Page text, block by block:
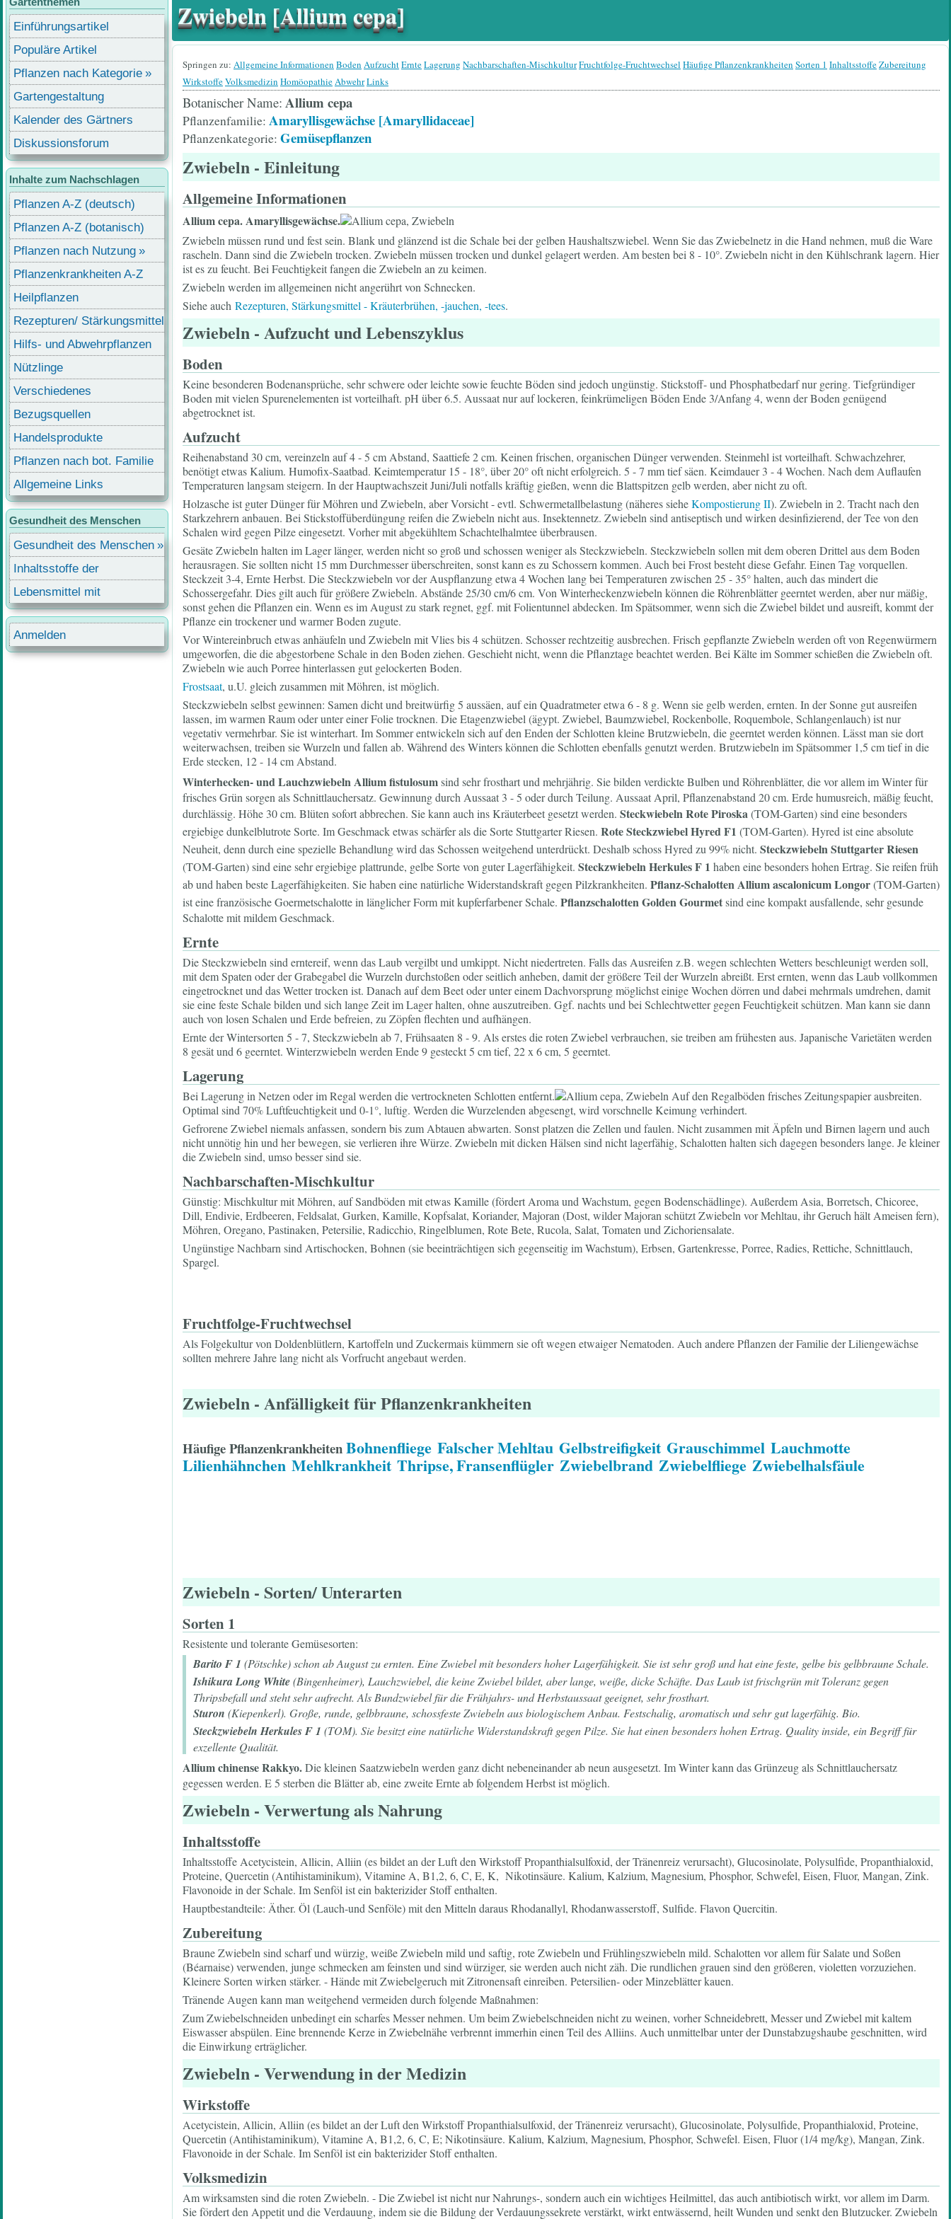
Zwiebeln [Allium cepa]
Springen zu: Allgemeine Informationen Boden AufzuchtErnteLagerung Nachbarschaften-MischkulturFruchtfolge-Fruchtwechsel Häufige Pflanzenkrankheiten Sorten 1 InhaltsstoffeZubereitung
WirkstoffeVolksmedizin HomöopathieAbwehrLinks
Botanischer Name Allium cepa
Pflanzenfamilie Amaryllisgewächse [Amaryllidaceae]
Pflanzenkategorie Gemüsepflanzen
Zwiebeln - Einleitung
Allgemeine Informationen
Allium cepa.Amaryllisgewächse.
Zwiebeln müssen rund und fest sein. Blank und glänzend ist die Schale bei der gelben Haushaltszwiebel. Wenn Sie das Zwiebelnetz in die Hand nehmen, muß die Ware
rascheln. Dann sind die Zwiebeln trocken. Zwiebeln müssen trocken und dunkel gelagert werden. Am besten bei 8 - 10°. Zwiebeln nicht in den Kühlschrank lagern. Hier
ist es zu feucht. Bei Feuchtigkeit fangen die Zwiebeln an zu keimen.
Zwiebeln werden im allgemeinen nicht angerührt von Schnecken.
Siehe auch Rezepturen, Stärkungsmittel - Kräuterbrühen, -jauchen, -tees.
Zwiebeln - Aufzucht und Lebenszyklus
Boden
Keine besonderen Bodenansprüche, sehr schwere oder leichte sowie feuchte Böden sind jedoch ungünstig. Stickstoff- und Phosphatbedarf nur gering. Tiefgründiger
Boden mit vielen Spurenelementen ist vorteilhaft. pH über 6.5. Aussaat nur auf lockeren, feinkrümeligen Böden Ende 3/Anfang 4, wenn der Boden genügend
abgetrocknet ist.
Aufzucht
Reihenabstand 30 cm, vereinzeln auf 4 - 5 cm Abstand, Saattiefe 2 cm. Keinen frischen, organischen Dünger verwenden. Steinmehl ist vorteilhaft. Schwachzehrer,
benötigt etwas Kalium. Humofix-Saatbad. Keimtemperatur 15 - 18°, über 20° oft nicht erfolgreich. 5 - 7 mm tief säen. Keimdauer 3 - 4 Wochen. Nach dem Auflaufen
Temperaturen langsam steigern. In der Hauptwachszeit Juni/Juli notfalls kräftig gießen, wenn die Blattspitzen gelb werden, aber nicht zu oft.
Holzasche ist guter Dünger für Möhren und Zwiebeln, aber Vorsicht - evtl. Schwermetallbelastung (näheres sieheKompostierung II). Zwiebeln in 2. Tracht nach den
Starkzehrern anbauen. Bei Stickstoffüberdüngung reifen die Zwiebeln nicht aus. Insektennetz. Zwiebeln sind antiseptisch und wirken desinfizierend, der Tee von den
Schalen wird gegen Pilze eingesetzt. Vorher mit abgekühltem Schachtelhalmtee überbrausen.
Gesäte Zwiebeln halten im Lager länger, werden nicht so groß und schossen weniger als Steckzwiebeln. Steckzwiebeln sollen mit dem oberen Drittel aus dem Boden
herausragen. Sie sollten nicht 15 mm Durchmesser überschreiten, sonst kann es zu Schossern kommen. Auch bei Frost besteht diese Gefahr. Einen Tag vorquellen.
Steckzeit 3-4, Ernte Herbst. Die Steckzwiebeln vor der Auspflanzung etwa 4 Wochen lang bei Temperaturen zwischen 25 - 35° halten, auch das mindert die
Schossergefahr. Dies gilt auch für größere Zwiebeln. Abstände 25/30 cm/6 cm. Von Winterheckenzwiebeln können die Röhrenblätter geerntet werden, aber nur mäßig,
sonst gehen die Pflanzen ein. Wenn es im August zu stark regnet, ggf. mit Folientunnel abdecken. Im Spätsommer, wenn sich die Zwiebel bildet und ausreift, kommt der
Pflanze ein trockener und warmer Boden zugute.
Vor Wintereinbruch etwas anhäufeln und Zwiebeln mit Vlies bis 4 schützen. Schosser rechtzeitig ausbrechen. Frisch gepflanzte Zwiebeln werden oft von Regenwürmern
umgeworfen, die die abgestorbene Schale in den Boden ziehen. Geschieht nicht, wenn die Pflanztage beachtet werden. Bei Kälte im Sommer schießen die Zwiebeln oft.
Zwiebeln wie auch Porree hinterlassen gut gelockerten Boden.
Frostsaat, u.U. gleich zusammen mit Möhren, ist möglich.
Steckzwiebeln selbst gewinnen: Samen dicht und breitwürfig 5 aussäen, auf ein Quadratmeter etwa 6 - 8 g. Wenn sie gelb werden, ernten. In der Sonne gut ausreifen
lassen, im warmen Raum oder unter einer Folie trocknen. Die Etagenzwiebel (ägypt. Zwiebel, Baumzwiebel, Rockenbolle, Roquembole, Schlangenlauch) ist nur
vegetativ vermehrbar. Sie ist winterhart. Im Sommer entwickeln sich auf den Enden der Schlotten kleine Brutzwiebeln, die geerntet werden können. Lässt man sie dort
weiterwachsen, treiben sie Wurzeln und fallen ab. Während des Winters können die Schlotten ebenfalls genutzt werden. Brutzwiebeln im Spätsommer 1,5 cm tief in die
Erde stecken, 12 - 14 cm Abstand.
Winterhecken- und Lauchzwiebeln Allium fistulosumsind sehr frosthart und mehrjährig. Sie bilden verdickte Bulben und Röhrenblätter, die vor allem im Winter für
frisches Grün sorgen als Schnittlauchersatz. Gewinnung durch Aussaat 3 - 5 oder durch Teilung. Aussaat April, Pflanzenabstand 20 cm. Erde humusreich, mäßig feucht,
durchlässig. Höhe 30 cm. Blüten sofort abbrechen. Sie kann auch ins Kräuterbeet gesetzt werden. Steckwiebeln Rote Piroska(TOM-Garten) sind eine besonders
ergiebige dunkelblutrote Sorte. Im Geschmack etwas schärfer als die Sorte Stuttgarter Riesen. Rote Steckzwiebel Hyred F1 (TOM-Garten). Hyred ist eine absolute
Neuheit, denn durch eine spezielle Behandlung wird das Schossen weitgehend unterdrückt. Deshalb schoss Hyred zu 99% nicht. Steckzwiebeln Stuttgarter Riesen
(TOM-Garten) sind eine sehr ergiebige plattrunde, gelbe Sorte von guter Lagerfähigkeit. Steckzwiebeln Herkules F 1 haben eine besonders hohen Ertrag. Sie reifen früh
ab und haben beste Lagerfähigkeiten. Sie haben eine natürliche Widerstandskraft gegen Pilzkrankheiten. Pflanz-Schalotten Allium ascalonicumLongor(TOM-Garten)
ist eine französische Goermetschalotte in länglicher Form mit kupferfarbener Schale. Pflanzschalotten Golden Gourmetsind eine kompakt ausfallende, sehr gesunde
Schalotte mit mildem Geschmack.
Ernte
Die Steckzwiebeln sind erntereif, wenn das Laub vergilbt und umkippt. Nicht niedertreten. Falls das Ausreifen z.B. wegen schlechten Wetters beschleunigt werden soll,
mit dem Spaten oder der Grabegabel die Wurzeln durchstoßen oder seitlich anheben, damit der größere Teil der Wurzeln abreißt. Erst ernten, wenn das Laub vollkommen
eingetrocknet und das Wetter trocken ist. Danach auf dem Beet oder unter einem Dachvorsprung möglichst einige Wochen dörren und dabei mehrmals umdrehen, damit
sie eine feste Schale bilden und sich lange Zeit im Lager halten, ohne auszutreiben. Ggf. nachts und bei Schlechtwetter gegen Feuchtigkeit schützen. Man kann sie dann
auch von losen Schalen und Erde befreien, zu Zöpfen flechten und aufhängen.
Ernte der Wintersorten 5 - 7, Steckzwiebeln ab 7, Frühsaaten 8 - 9. Als erstes die roten Zwiebel verbrauchen, sie treiben am frühesten aus. Japanische Varietäten werden
8 gesät und 6 geerntet. Winterzwiebeln werden Ende 9 gesteckt 5 cm tief, 22 x 6 cm, 5 geerntet.
Lagerung
Bei Lagerung in Netzen oder im Regal werden die vertrockneten Schlotten entfernt.
Auf den Regalböden frisches Zeitungspapier ausbreiten.
Optimal sind 70% Luftfeuchtigkeit und 0-1°, luftig. Werden die Wurzelenden abgesengt, wird vorschnelle Keimung verhindert.
Gefrorene Zwiebel niemals anfassen, sondern bis zum Abtauen abwarten. Sonst platzen die Zellen und faulen. Nicht zusammen mit Äpfeln und Birnen lagern und auch
nicht unnötig hin und her bewegen, sie verlieren ihre Würze. Zwiebeln mit dicken Hälsen sind nicht lagerfähig, Schalotten halten sich dagegen besonders lange. Je kleiner
die Zwiebeln sind, umso besser sind sie.
Nachbarschaften-Mischkultur
Günstig: Mischkultur mit Möhren, auf Sandböden mit etwas Kamille (fördert Aroma und Wachstum, gegen Bodenschädlinge). Außerdem Asia, Borretsch, Chicoree,
Dill, Endivie, Erdbeeren, Feldsalat, Gurken, Kamille, Kopfsalat, Koriander, Majoran (Dost, wilder Majoran schützt Zwiebeln vor Mehltau, ihr Geruch hält Ameisen fern),
Möhren, Oregano, Pastinaken, Petersilie, Radicchio, Ringelblumen, Rote Bete, Rucola, Salat, Tomaten und Zichoriensalate.
Ungünstige Nachbarn sind Artischocken, Bohnen (sie beeinträchtigen sich gegenseitig im Wachstum), Erbsen, Gartenkresse, Porree, Radies, Rettiche, Schnittlauch,
Spargel.
Fruchtfolge-Fruchtwechsel
Als Folgekultur von Doldenblütlern, Kartoffeln und Zuckermais kümmern sie oft wegen etwaiger Nematoden. Auch andere Pflanzen der Familie der Liliengewächse
sollten mehrere Jahre lang nicht als Vorfrucht angebaut werden.
Zwiebeln - Anfälligkeit für Pflanzenkrankheiten
Häufige PflanzenkrankheitenBohnenfliege Falscher Mehltau Gelbstreifigkeit Grauschimmel Lauchmotte
Lilienhähnchen Mehlkrankheit Thripse, Fransenflügler Zwiebelbrand Zwiebelfliege Zwiebelhalsfäule
Zwiebeln - Sorten/ Unterarten
Sorten 1
Resistente und tolerante Gemüsesorten:
Barito F 1 (Pötschke) schon ab August zu ernten. Eine Zwiebel mit besonders hoher Lagerfähigkeit. Sie ist sehr groß und hat eine feste, gelbe bis gelbbraune Schale.
Ishikura Long White(Bingenheimer), Lauchzwiebel, die keine Zwiebel bildet, aber lange, weiße, dicke Schäfte. Das Laub ist frischgrün mit Toleranz gegen
Thripsbefall und steht sehr aufrecht. Als Bundzwiebel für die Frühjahrs- und Herbstaussaat geeignet, sehr frosthart.
Sturon (Kiepenkerl). Große, runde, gelbbraune, schossfeste Zwiebeln aus biologischem Anbau. Festschalig, aromatisch und sehr gut lagerfähig. Bio.
Steckzwiebeln Herkules F 1 (TOM). Sie besitzt eine natürliche Widerstandskraft gegen Pilze. Sie hat einen besonders hohen Ertrag. Quality inside, ein Begriff für
exzellente Qualität.
Allium chinense Rakkyo.Die kleinen Saatzwiebeln werden ganz dicht nebeneinander ab neun ausgesetzt. Im Winter kann das Grünzeug als Schnittlauchersatz
gegessen werden. E 5 sterben die Blätter ab, eine zweite Ernte ab folgendem Herbst ist möglich.
Zwiebeln - Verwertung als Nahrung
Inhaltsstoffe
Inhaltsstoffe Acetycistein, Allicin, Alliin (es bildet an der Luft den Wirkstoff Propanthialsulfoxid, der Tränenreiz verursacht), Glucosinolate, Polysulfide, Propanthialoxid,
Proteine, Quercetin (Antihistaminikum), Vitamine A, B1,2, 6, C, E, K, Nikotinsäure. Kalium, Kalzium, Magnesium, Phosphor, Schwefel, Eisen, Fluor, Mangan, Zink.
Flavonoide in der Schale. Im Senföl ist ein bakterizider Stoff enthalten.
Hauptbestandteile: Äther. Öl (Lauch-und Senföle) mit den Mitteln daraus Rhodanallyl, Rhodanwasserstoff, Sulfide. Flavon Quercitin.
Zubereitung
Braune Zwiebeln sind scharf und würzig, weiße Zwiebeln mild und saftig, rote Zwiebeln und Frühlingszwiebeln mild. Schalotten vor allem für Salate und Soßen
(Béarnaise) verwenden, junge schmecken am feinsten und sind würziger, sie werden auch nicht zäh. Die rundlichen grauen sind den größeren, violetten vorzuziehen.
Kleinere Sorten wirken stärker. - Hände mit Zwiebelgeruch mit Zitronensaft einreiben. Petersilien- oder Minzeblätter kauen.
Tränende Augen kann man weitgehend vermeiden durch folgende Maßnahmen:
Zum Zwiebelschneiden unbedingt ein scharfes Messer nehmen. Um beim Zwiebelschneiden nicht zu weinen, vorher Schneidebrett, Messer und Zwiebel mit kaltem
Eiswasser abspülen. Eine brennende Kerze in Zwiebelnähe verbrennt immerhin einen Teil des Alliins. Auch unmittelbar unter der Dunstabzugshaube geschnitten, wird
die Einwirkung erträglicher.
Zwiebeln - Verwendung in der Medizin
Wirkstoffe
Acetycistein, Allicin, Alliin (es bildet an der Luft den Wirkstoff Propanthialsulfoxid, der Tränenreiz verursacht), Glucosinolate, Polysulfide, Propanthialoxid, Proteine,
Quercetin (Antihistaminikum), Vitamine A, B1,2, 6, C, E; Nikotinsäure. Kalium, Kalzium, Magnesium, Phosphor, Schwefel. Eisen, Fluor (1/4 mg/kg), Mangan, Zink.
Flavonoide in der Schale. Im Senföl ist ein bakterizider Stoff enthalten.
Volksmedizin
Am wirksamsten sind die roten Zwiebeln. - Die Zwiebel ist nicht nur Nahrungs-, sondern auch ein wichtiges Heilmittel, das auch antibiotisch wirkt, vor allem im Darm.
Sie fördert den Appetit und die Verdauung, indem sie die Bildung der Verdauungssekrete verstärkt, wirkt entwässernd, heilt Wunden und senkt den Blutzucker. Zwiebeln
Einführungsartikel
Populäre Artikel
Pflanzen nach Kategorie
Gartengestaltung
Kalender des Gärtners
Diskussionsforum
Inhalte zum Nachschlagen
Pflanzen A-Z (deutsch)
Pflanzen A-Z (botanisch)
Pflanzen nach Nutzung
Pflanzenkrankheiten A-Z
Heilpflanzen
Rezepturen/ Stärkungsmittel
Hilfs- und Abwehrpflanzen
Nützlinge
Verschiedenes
Bezugsquellen
Handelsprodukte
Pflanzen nach bot. Familie
Allgemeine Links
Gesundheit des Menschen
Gesundheit des Menschen
Inhaltsstoffe der
Lebensmittel
Lebensmittel mit
Inhaltsstoffen
Benutzermenü
Anmelden